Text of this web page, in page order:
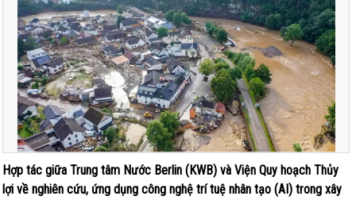
Hợp tác giữa Trung tâm Nước Berlin (KWB) và Viện Quy hoạch Thủy
lợi về nghiên cứu, ứng dụng công nghệ trí tuệ nhân tạo (AI) trong xây